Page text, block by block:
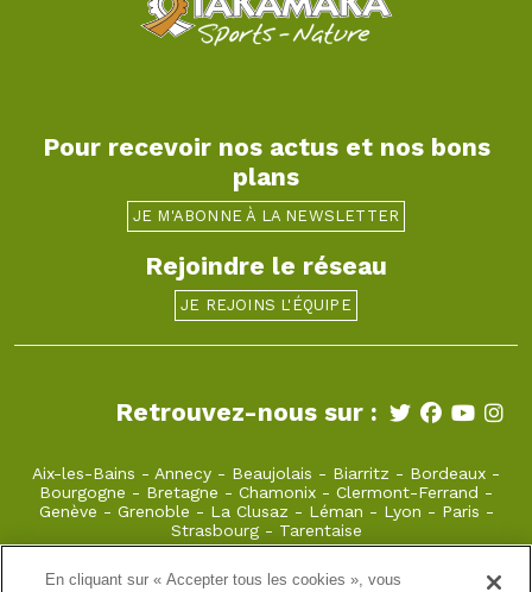
Pour recevoir nos actus et nos bons
plans
JE M'ABONNE À LA NEWSLETTER
Rejoindre le réseau
JE REJOINS L'ÉQUIPE
Retrouvez-nous sur :
Aix-les-Bains - Annecy - Beaujolais - Biarritz - Bordeaux -
Bourgogne - Bretagne - Chamonix - Clermont-Ferrand -
Genève - Grenoble - La Clusaz - Léman - Lyon - Paris -
Strasbourg- Tarentaise
anouchka@takamaka.fr
En cliquant sur « Accepter tous les cookies », vous